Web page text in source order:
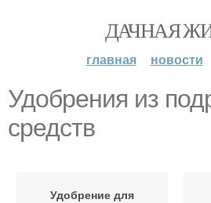
ДАЧНАЯ
главная новости
Удобрения из
средств
Удобрение для